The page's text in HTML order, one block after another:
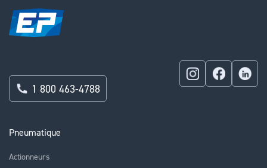
Pneumatique
Actionneurs
1 800 463-4788